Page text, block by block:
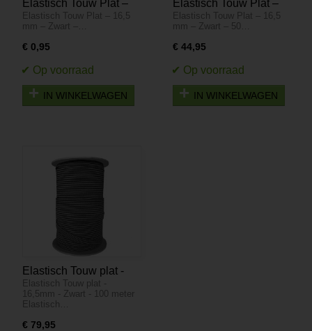
Elastisch Touw Plat –
16,5 mm – Zwart – Per
Meter
Elastisch Touw Plat – 16,5
mm – Zwart –…
€ 0,95
IN WINKELWAGEN
Elastisch Touw Plat –
16,5 mm – Zwart – 50
Meter
Elastisch Touw Plat – 16,5
mm – Zwart – 50…
€ 44,95
IN WINKELWAGEN
Elastisch Touw plat -
16,5mm - Zwart - 100
meter
Elastisch Touw plat -
16,5mm - Zwart - 100 meter
Elastisch…
€ 79,95